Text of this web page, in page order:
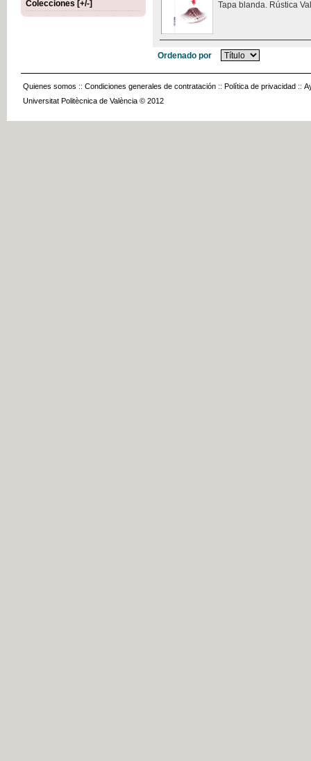
Colecciones [+/-]
Tapa blanda. Rústica
Ordenado por
Quienes somos :: Condiciones generales de contratación :: Política de privacidad ::
Universitat Politècnica de València © 2012